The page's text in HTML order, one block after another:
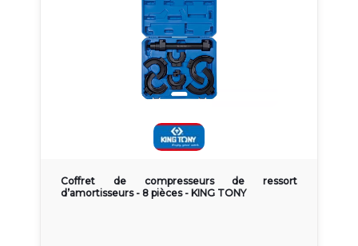
Coffret de compresseurs de ressort
d’amortisseurs - 8 pièces - KING TONY